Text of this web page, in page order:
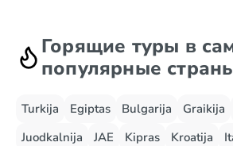
Горящие туры в
популярные
Turkija Egiptas Bulgarija Graikija
Juodkalnija
JAE Kipras Kroatija